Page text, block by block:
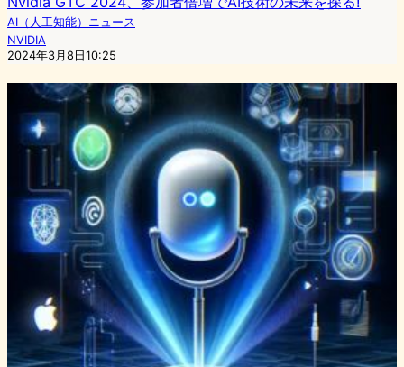
AI（人工知能）ニュース
NVIDIA
2024年3月8日10:25